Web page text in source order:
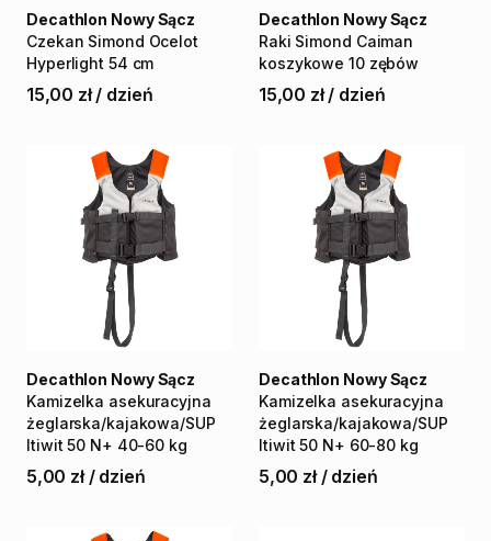
Czekan Simond Ocelot
Hyperlight 54 cm
Decathlon Nowy Sącz
15,00 zł / dzień
Raki Simond Caiman
koszykowe 10 zębów
Decathlon Nowy Sącz
15,00 zł / dzień
Kamizelka asekuracyjna
żeglarska​/​kajakowa​/​SUP
Itiwit 50 N+ 40-60 kg
Decathlon Nowy Sącz
5,00 zł / dzień
Kamizelka asekuracyjna
żeglarska​/​kajakowa​/​SUP
Itiwit 50 N+ 60-80 kg
Decathlon Nowy Sącz
5,00 zł / dzień